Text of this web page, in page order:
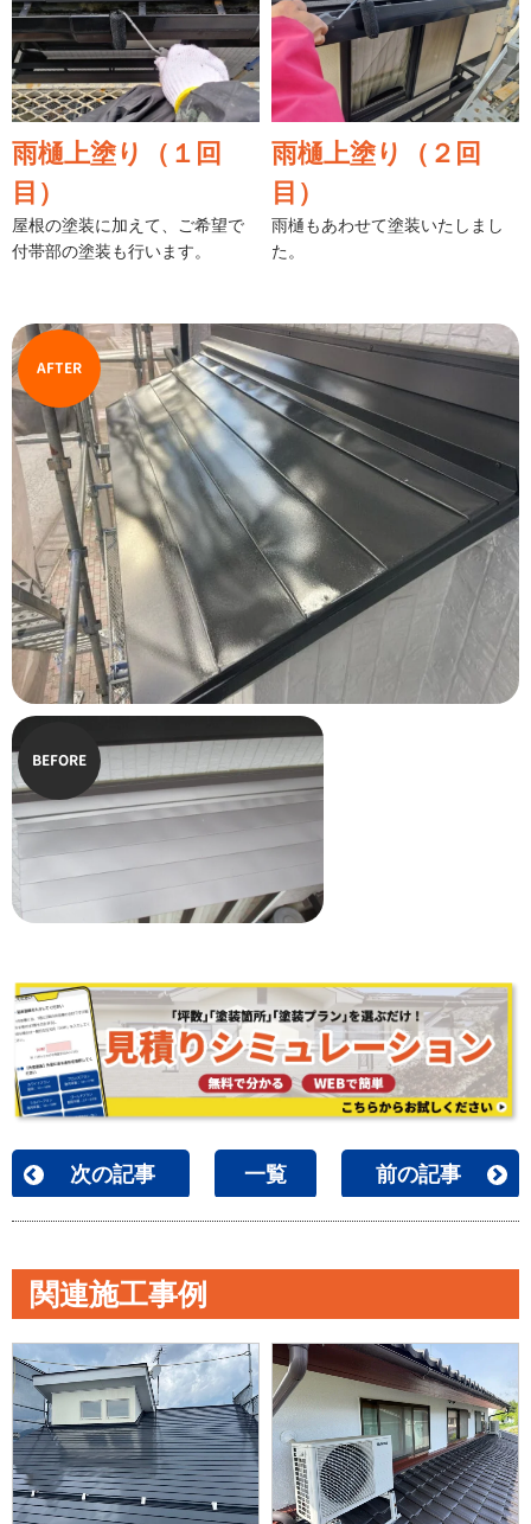
雨樋上塗り（１回
目）
屋根の塗装に加えて、ご希望で
付帯部の塗装も行います。
雨樋上塗り（２回
目）
雨樋もあわせて塗装いたしまし
た。
AFTER
BEFORE
次の記事 一覧 前の記事
関連施工事例